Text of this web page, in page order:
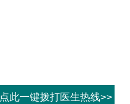
点此一键拨打医生热线>>